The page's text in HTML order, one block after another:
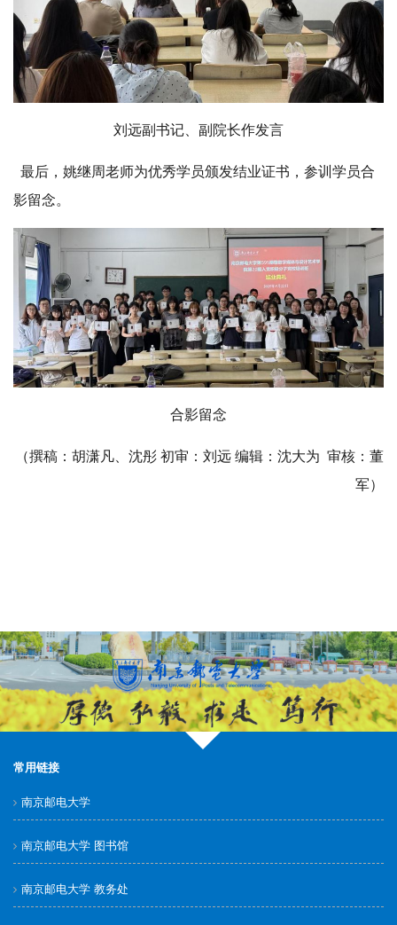
刘远副书记、副院长作发言
最后，姚继周老师为优秀学员颁发结业证书，参训学员合
影留念。
合影留念
（撰稿：胡潇凡、沈彤 初审：刘远 编辑：沈大为 审核：董
军）
常用链接
南京邮电大学
南京邮电大学 图书馆
南京邮电大学 教务处